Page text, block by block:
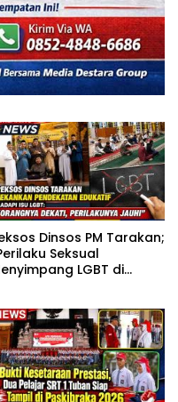
Dinsos PM Tarakan;
Seksual
LGBT di